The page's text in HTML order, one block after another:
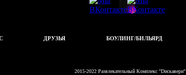
ДРУЗЬЯ БОУЛИНГ/БИЛЬЯРД
2015-2022 Развлекательный Комплекс "Dискавери"